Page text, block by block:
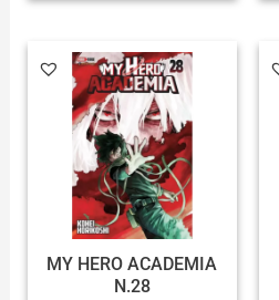
MY HERO ACADEMIA
N.28